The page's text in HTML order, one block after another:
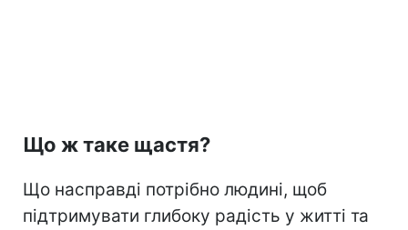
Що ж таке щастя?
Що насправді потрібно людині, щоб
підтримувати глибоку радість у житті та